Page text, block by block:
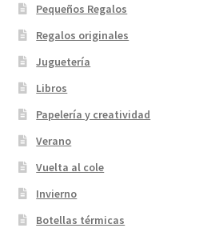
Pequeños Regalos
Regalos originales
Juguetería
Libros
Papelería y creatividad
Verano
Vuelta al cole
Invierno
Botellas térmicas